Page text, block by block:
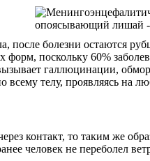
после болезни остаются
поскольку 60%
галлюцинации,
телу, проявляясь на
контакт, то таким же
человек не переболел